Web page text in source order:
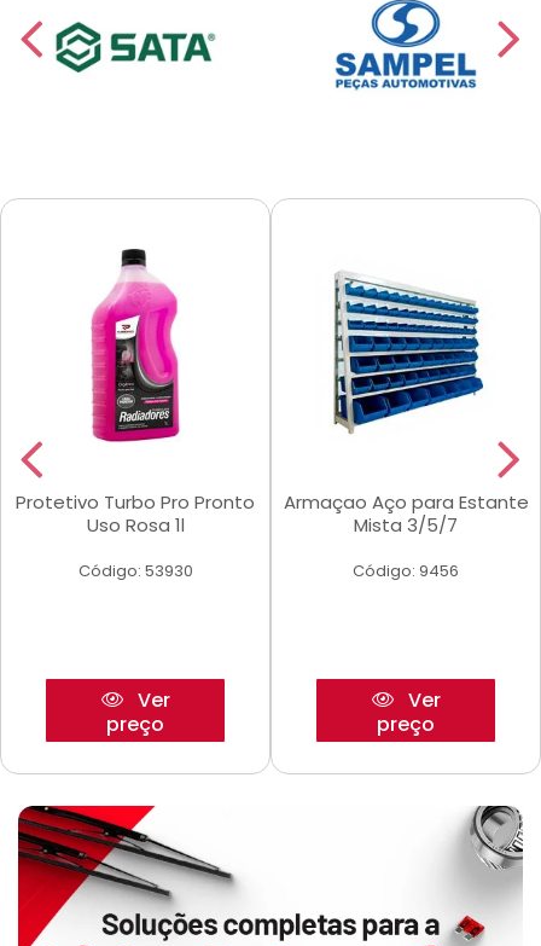
Protetivo Turbo Pro Pronto
Uso Rosa 1l
Código: 53930
Ver
preço
Armaçao Aço para Estante
Mista 3/5/7
Código: 9456
Ver
preço